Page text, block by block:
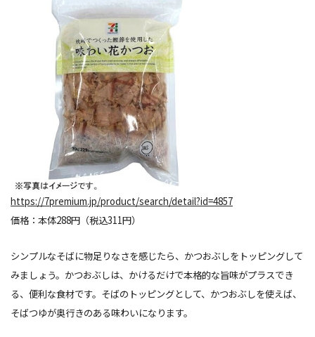
https://7premium.jp/product/search/detail?id=4857
価格：本体288円（税込311円）
シンプルなそばに物足りなさを感じたら、かつおぶしをトッピングして
みましょう。かつおぶしは、かけるだけで本格的な旨味がプラスでき
る、便利な食材です。そばのトッピングとして、かつおぶしを使えば、
そばつゆが奥行きのある味わいになります。